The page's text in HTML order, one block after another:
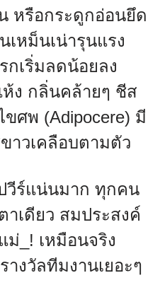
หรือกระดูกอ่อนยึด
เหม็นเน่ารุนแรง
เริ่มลดน้อยลง
ง กลิ่นคล้ายๆ ชีส
ขศพ (Adipocere) มี
าวเคลือบตามตัว
วีร์แน่นมาก ทุกคน
าเดียว สมประสงค์
ม่_! เหมือนจริง
างวัลทีมงานเยอะๆ